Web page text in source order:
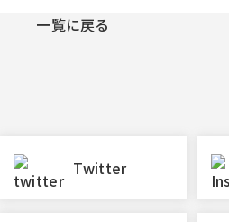
一覧に戻る
Twitter